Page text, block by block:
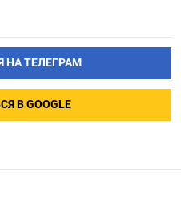
НА ТЕЛЕГРАМ
В GOOGLE